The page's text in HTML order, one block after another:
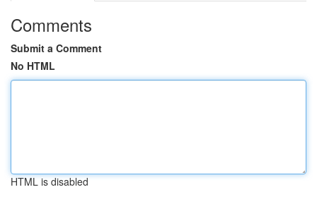
Comments
Submit a Comment
No HTML
HTML is disabled